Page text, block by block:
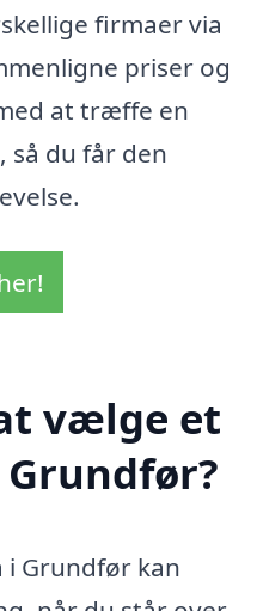
firmaer via
priser og
at træffe en
du får den
vælge et
Grundfør kan